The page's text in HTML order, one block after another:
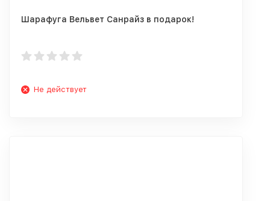
Шарафуга Вельвет Санрайз в подарок!
Не действует